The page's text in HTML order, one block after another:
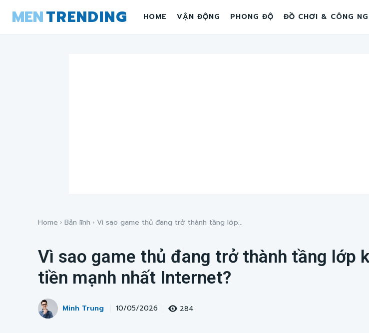
MENTRENDING HOME VẬN ĐỘNG PHONG ĐỘ ĐỒ CHƠI & CÔNG
Home Bản lĩnh Vì sao game thủ đang trở thành tầng lớp...
Vì sao game thủ đang trở thành tầng lớp
tiền mạnh nhất Internet?
Minh Trung 10/05/2026 284